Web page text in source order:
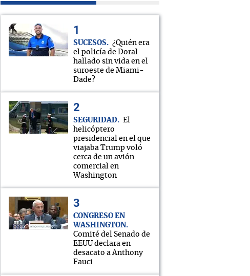
SUCESOS
¿Quién era
el policía de Doral
hallado sin vida en el
suroeste de Miami-
Dade?
SEGURIDAD
El
helicóptero
presidencial en el que
viajaba Trump voló
cerca de un avión
comercial en
Washington
CONGRESO EN
WASHINGTON
Comité del Senado de
EEUU declara en
desacato a Anthony
Fauci